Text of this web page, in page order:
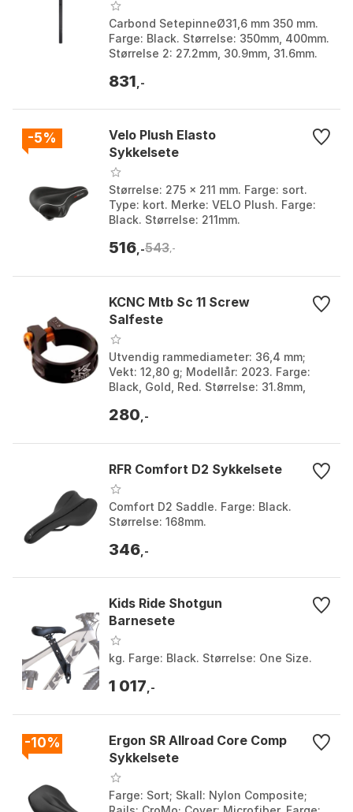
Carbond SetepinneØ31,6 mm 350 mm.
Farge: Black. Størrelse: 350mm, 400mm.
Størrelse 2: 27.2mm, 30.9mm, 31.6mm.
831 ,-
-5%
Velo Plush Elasto
Sykkelsete
Størrelse: 275 x 211 mm. Farge: sort.
Type: kort. Merke: VELO Plush. Farge:
Black. Størrelse: 211mm.
516 ,-543,-
KCNC Mtb Sc 11 Screw
Salfeste
Utvendig rammediameter: 36,4 mm;
Vekt: 12,80 g; Modellår: 2023. Farge:
Black, Gold, Red. Størrelse: 31.8mm,
280 ,-
RFR Comfort D2 Sykkelsete
Comfort D2 Saddle. Farge: Black.
Størrelse: 168mm.
346 ,-
Kids Ride Shotgun
Barnesete
kg. Farge: Black. Størrelse: One Size.
1 017 ,-
-10%
Ergon SR Allroad Core Comp
Sykkelsete
Farge: Sort; Skall: Nylon Composite;